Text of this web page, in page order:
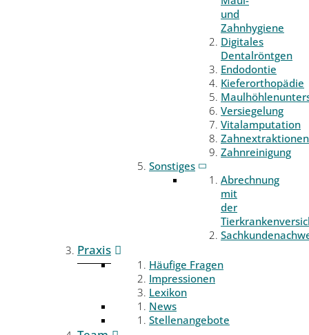
und
Zahnhygiene
Digitales
Dentalröntgen
Endodontie
Kieferorthopädie
Versiegelung
Vitalamputation
Zahnextraktionen
Zahnreinigung
Sonstiges
Abrechnung
mit
der
Praxis
Häufige Fragen
Impressionen
Lexikon
News
Stellenangebote